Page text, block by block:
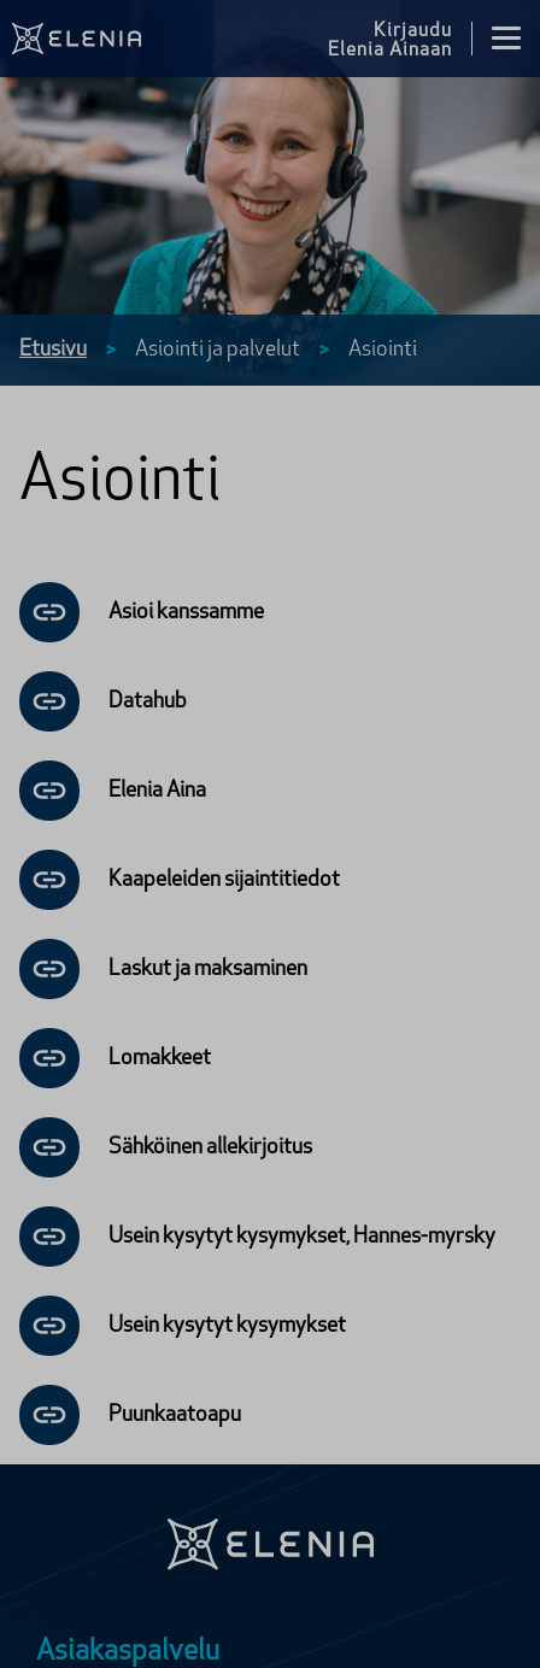
Siirry sisältöön
Kirjaudu
Elenia Ainaan
Etusivu > Asiointi ja palvelut > Asiointi
Asiointi
Asioi kanssamme
Datahub
Elenia Aina
Kaapelei­den sijainti­tiedot
Laskut ja maksaminen
Lomakkeet
Sähköinen alle­kirjoitus
Usein kysytyt kysy­mykset, Hannes-myrsky
Usein kysytyt kysy­mykset
Puunkaatoapu
Asiakaspalvelu